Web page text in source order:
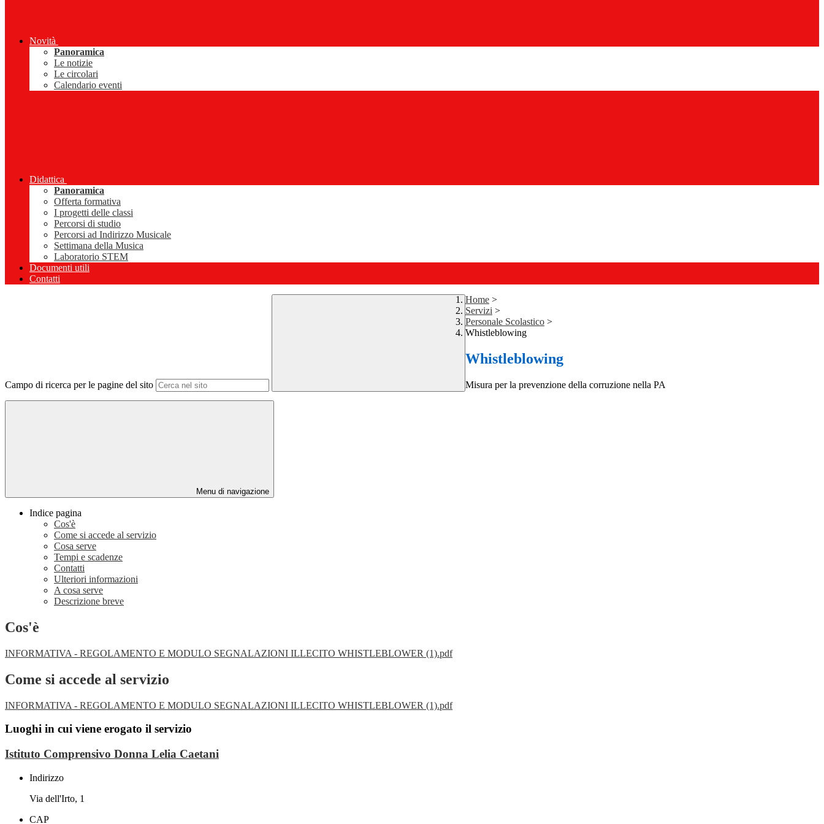
Novità
Panoramica
Le notizie
Le circolari
Calendario eventi
Didattica
Panoramica
Offerta formativa
I progetti delle classi
Percorsi di studio
Percorsi ad Indirizzo Musicale
Settimana della Musica
Laboratorio STEM
Documenti utili
Contatti
Campo di ricerca per le pagine del sito
Home >
Servizi >
Personale Scolastico >
Whistleblowing
Whistleblowing
Misura per la prevenzione della corruzione nella PA
Menu di navigazione
Indice pagina
Cos'è
Come si accede al servizio
Cosa serve
Tempi e scadenze
Contatti
Ulteriori informazioni
A cosa serve
Descrizione breve
Cos'è
INFORMATIVA - REGOLAMENTO E MODULO SEGNALAZIONI ILLECITO WHISTLEBLOWER (1).pdf
Come si accede al servizio
INFORMATIVA - REGOLAMENTO E MODULO SEGNALAZIONI ILLECITO WHISTLEBLOWER (1).pdf
Luoghi in cui viene erogato il servizio
Istituto Comprensivo Donna Lelia Caetani
Indirizzo
Via dell'Irto, 1
CAP